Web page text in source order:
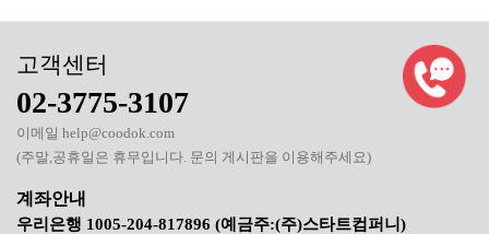
02-3775-3107
이메일 help@coodok.com
(주말,공휴일은 휴무입니다. 문의 게시판을 이용해주세요)
우리은행 1005-204-817896 (예금주:(주)스타트컴퍼니)